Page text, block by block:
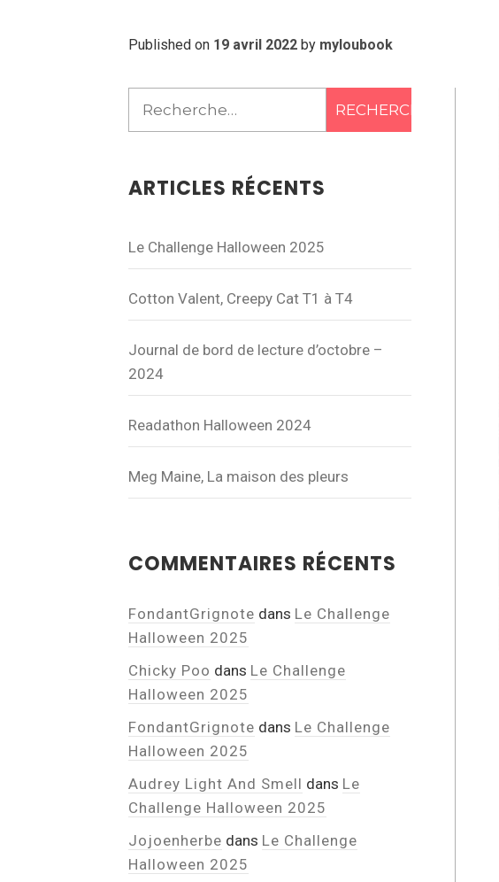
Published on 19 avril 2022by myloubook
Rechercher :
ARTICLES RÉCENTS
Le Challenge Halloween 2025
Cotton Valent, Creepy Cat T1 à T4
Journal de bord de lecture d’octobre –
2024
Readathon Halloween 2024
Meg Maine, La maison des pleurs
COMMENTAIRES RÉCENTS
FondantGrignote dans Le Challenge
Halloween 2025
Chicky Poo dans Le Challenge
Halloween 2025
FondantGrignote dans Le Challenge
Halloween 2025
Audrey Light And Smell dans Le
Challenge Halloween 2025
Jojoenherbe dans Le Challenge
Halloween 2025